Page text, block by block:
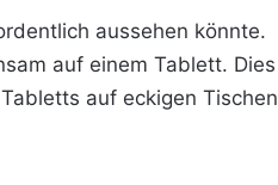
aussehen könnte.
auf einem Tablett. Dies
auf eckigen Tischen